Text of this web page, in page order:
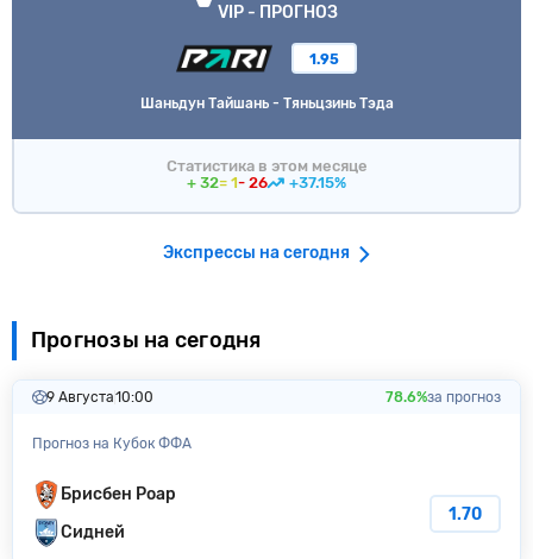
VIP - ПРОГНОЗ
1.95
Шаньдун Тайшань - Тяньцзинь Тэда
Статистика в этом месяце
+ 32= 1- 26 +37.15%
Экспрессы на сегодня
Прогнозы на сегодня
9 Августа10:00 78.6%за прогноз
Прогноз на Кубок ФФА
Брисбен Роар
Сидней
1.70